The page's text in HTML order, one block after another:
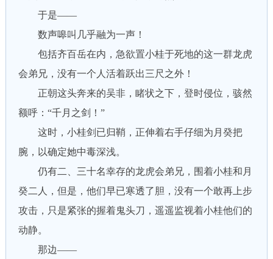
于是——
数声嗥叫几乎融为一声！
包括齐百岳在内，急欲置小桂于死地的这一群龙虎
会弟兄，没有一个人活着跃出三尺之外！
正朝这头奔来的吴非，睹状之下，登时侵位，骇然
额呼：“千月之剑！”
这时，小桂剑已归鞘，正伸着右手仔细为月癸把
腕，以确定她中毒深浅。
仍有二、三十名幸存的龙虎会弟兄，围着小桂和月
癸二人，但是，他们早已寒透了胆，没有一个敢再上步
攻击，只是紧张的握着鬼头刀，遥遥监视着小桂他们的
动静。
那边——